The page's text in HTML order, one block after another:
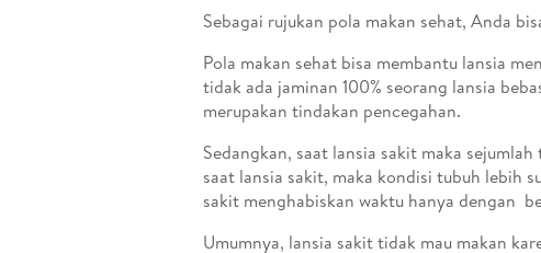
Sebagai rujukan pola makan sehat, Anda
Pola makan sehat bisa membantu lansia
tidak ada jaminan 100% seorang lansia
merupakan tindakan pencegahan.
Sedangkan, saat lansia sakit maka
saat lansia sakit, maka kondisi tubuh lebih
sakit menghabiskan waktu hanya dengan
Umumnya, lansia sakit tidak mau makan